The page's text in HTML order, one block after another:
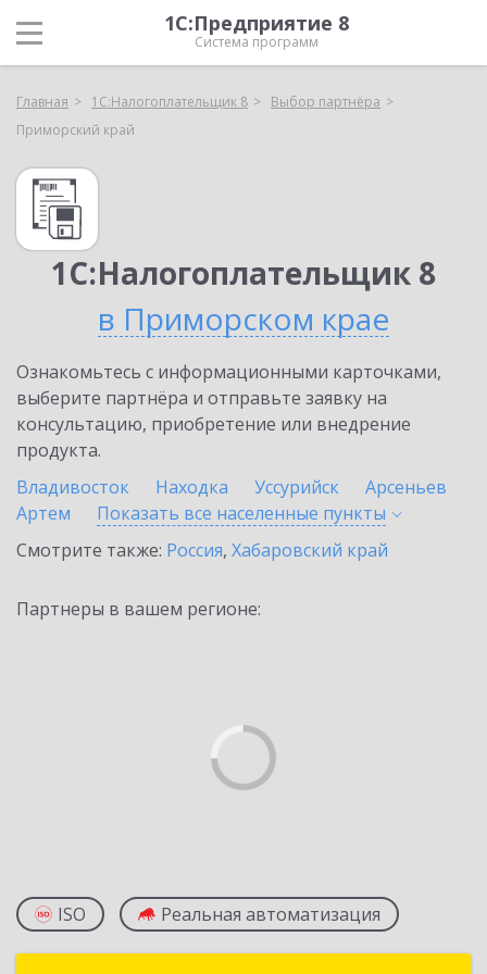
1С:Предприятие 8
Система программ
Главная 1С:Налогоплательщик 8
Выбор партнёра
Приморский край
1С:Налогоплательщик 8
в Приморском крае
Ознакомьтесь с информационными карточками,
выберите партнёра и отправьте заявку на
консультацию, приобретение или внедрение
продукта.
Владивосток
Находка Уссурийск
Арсеньев
Артем
Показать все населенные пункты
Смотрите также: Россия, Хабаровский край
Партнеры в вашем регионе:
ISO Реальная автоматизация